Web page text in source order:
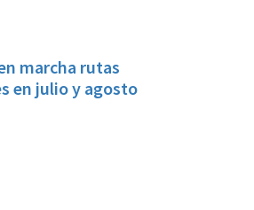
marcha rutas
en julio y agosto